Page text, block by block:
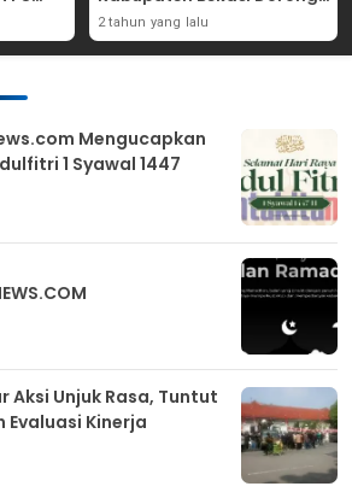
Angka Partisipasi
Masyarakat
2 tahun yang lalu
Mengucapkan
1 Syawal 1447
Aksi Unjuk Rasa, Tuntut
Kinerja